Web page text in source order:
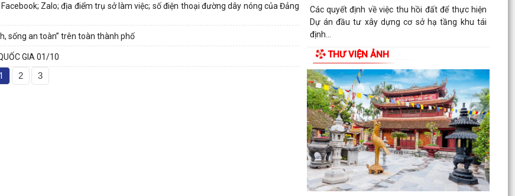
Zalo; địa điểm trụ sở làm việc; số điện thoại đường dây nóng của Đảng
sống an toàn” trên toàn thành phố
GIA 01/10
1 2 3
Các quyết định về việc thu hồi đất để thực hiện
Dự án đầu tư xây dựng cơ sở hạ tầng khu tái
định...
Nghị quyết về việc thành lập, tổ chức lại các
phòng chuyên môn thuộc Ủy ban nhân dân
phường Nam...
Điện lực Thủy Nguyên triển khai thanh toán tiền
điện không dùng tiền mặt trên địa bàn Điện lực
Thủy...
Đề nghị hỗ trợ giới thiệu nguồn hiện vật và kết
nối thân nhân liệt sĩ, cựu chiến binh phục vụ
cuộc...
THƯ VIỆN ẢNH